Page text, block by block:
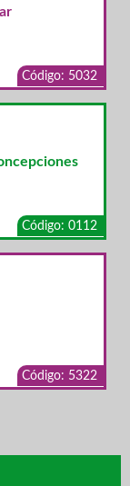
Código: 5032
Código: 0112
Código: 5322